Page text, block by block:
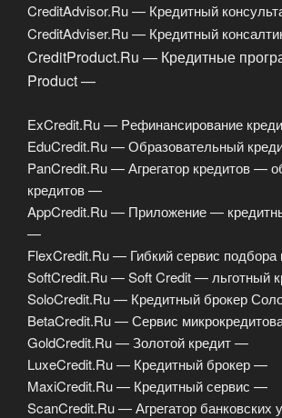
CreditAdvisor.Ru — Кредитный
CreditAdviser.Ru — Кредитный
CreditProduct.Ru — Кредитные
Product —
ExCredit.Ru — Pефинансирование
EduCredit.Ru — Образовательный
PanCredit.Ru — Агрегатор кредитов —
кредитов —
AppCredit.Ru — Приложение —
—
FlexCredit.Ru — Гибкий сервис
SoftCredit.Ru — Soft Credit — льготный
SoloCredit.Ru — Кредитный брокер
BetaCredit.Ru — Сервис
GoldCredit.Ru — Золотой кредит —
LuxeCredit.Ru — Кредитный брокер —
MaxiCredit.Ru — Кредитный сервис —
ScanCredit.Ru — Агрегатор банковских